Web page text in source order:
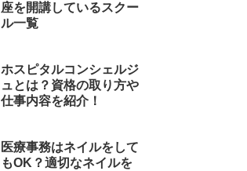
座を開講しているスクー
ル一覧
ホスピタルコンシェルジ
ュとは？資格の取り方や
仕事内容を紹介！
医療事務はネイルをして
もOK？適切なネイルを